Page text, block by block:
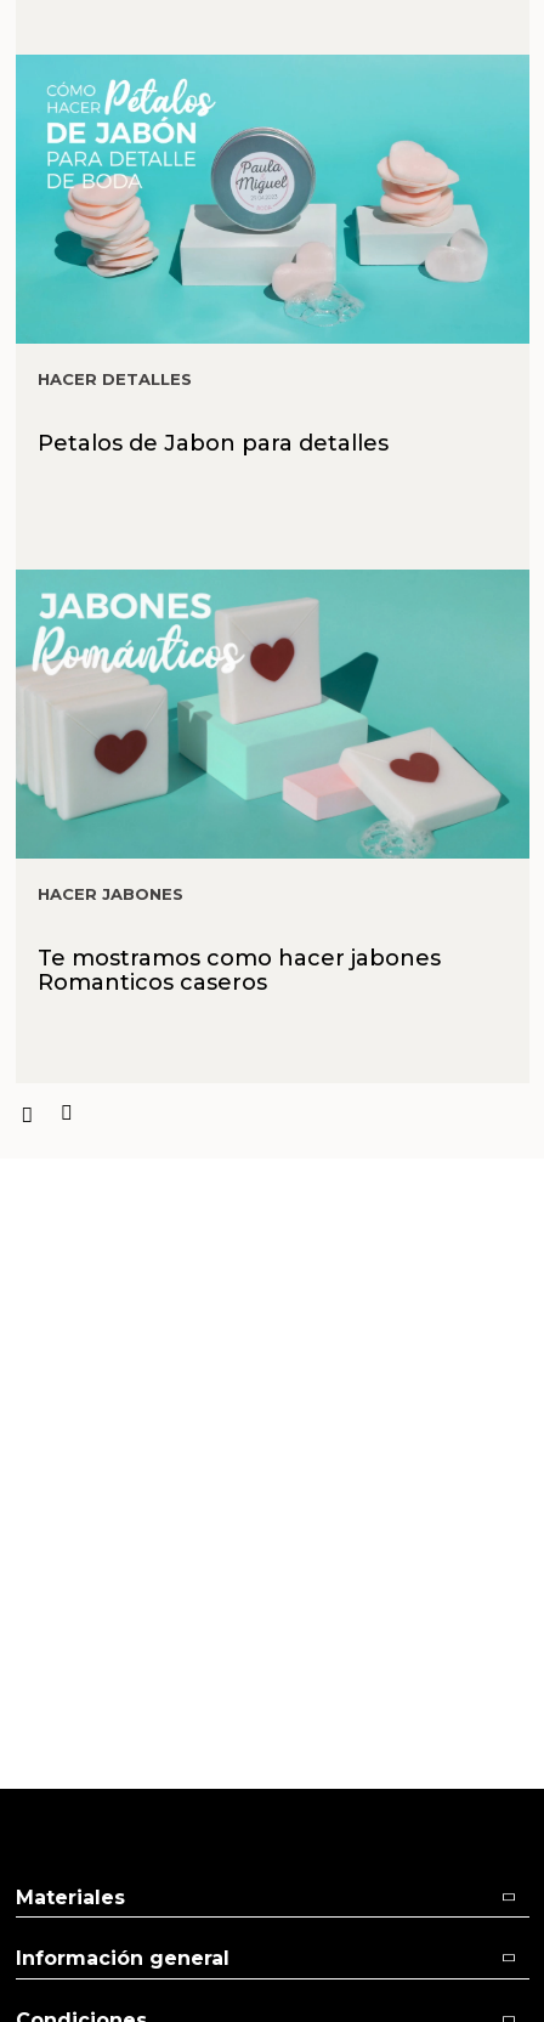
HACER DETALLES
Petalos de Jabon para detalles
HACER JABONES
Te mostramos como hacer jabones
Romanticos caseros
Materiales
Información general